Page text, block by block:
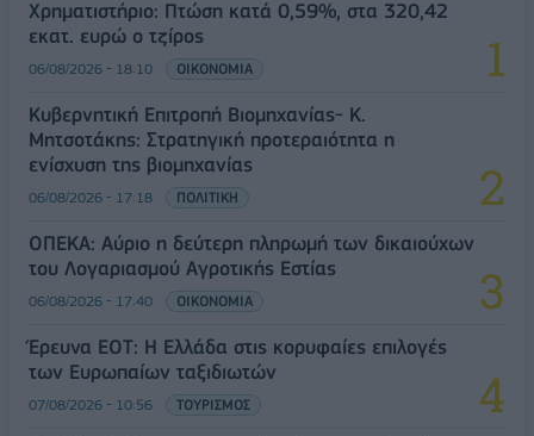
Χρηματιστήριο: Πτώση κατά 0,59%, στα 320,42
εκατ. ευρώ ο τζίρος
06/08/2026 - 18:10 ΟΙΚΟΝΟΜΙΑ
Κυβερνητική Επιτροπή Βιομηχανίας- Κ.
Μητσοτάκης: Στρατηγική προτεραιότητα η
ενίσχυση της βιομηχανίας
06/08/2026 - 17:18 ΠΟΛΙΤΙΚΗ
ΟΠΕΚΑ: Αύριο η δεύτερη πληρωμή των δικαιούχων
του Λογαριασμού Αγροτικής Εστίας
06/08/2026 - 17:40 ΟΙΚΟΝΟΜΙΑ
Έρευνα ΕΟΤ: Η Ελλάδα στις κορυφαίες επιλογές
των Ευρωπαίων ταξιδιωτών
07/08/2026 - 10:56 ΤΟΥΡΙΣΜΟΣ